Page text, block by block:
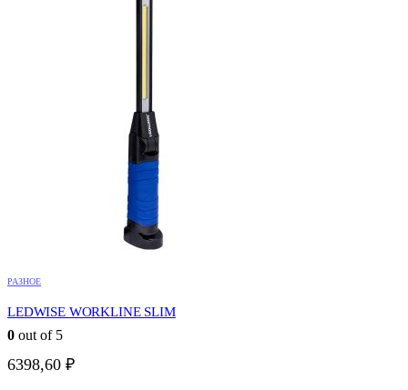
РАЗНОЕ
LEDWISE WORKLINE SLIM
0 out of 5
6398,60 ₽